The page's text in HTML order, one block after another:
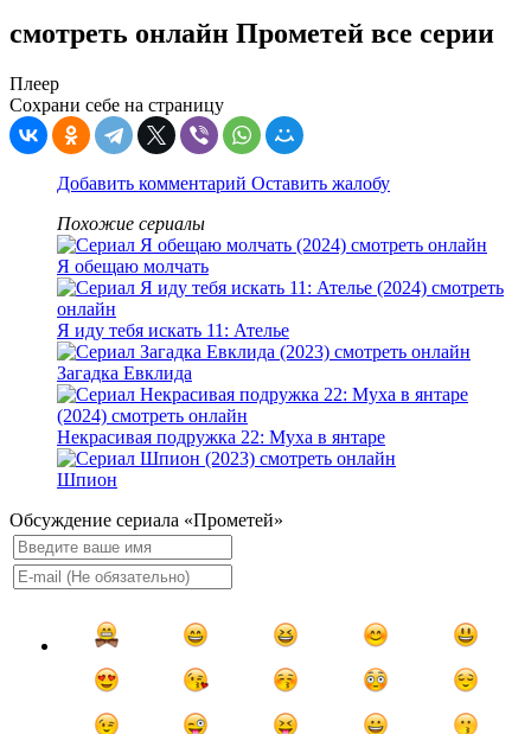
смотреть онлайн Прометей все серии
Плеер
Сохрани себе на страницу
Добавить комментарий Оставить жалобу
Похожие сериалы
Я обещаю молчать
Я иду тебя искать 11: Ателье
Загадка Евклида
Некрасивая подружка 22: Муха в янтаре
Шпион
Обсуждение сериала «Прометей»